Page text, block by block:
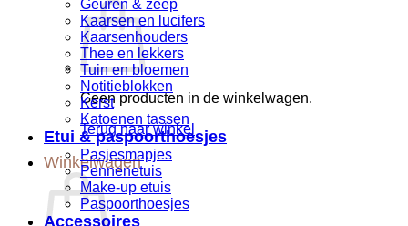
Geen producten in de winkelwagen.
Terug naar winkel
Winkelwagen
Geuren & zeep
Kaarsen en lucifers
Kaarsenhouders
Thee en lekkers
Tuin en bloemen
Notitieblokken
Kerst
Katoenen tassen
Etui & paspoorthoesjes
Pasjesmapjes
Pennenetuis
Make-up etuis
Paspoorthoesjes
Accessoires